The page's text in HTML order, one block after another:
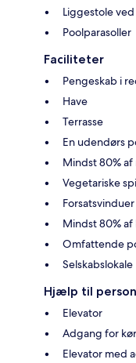
Liggestole
Poolparasoller
Faciliteter
Pengeskab i
Have
Terrasse
En udendørs
Mindst 80%
Vegetariske
Forsatsvinduer
Mindst 80%
Omfattende
Selskabslokale
Hjælp til
Elevator
Adgang for
Elevator med